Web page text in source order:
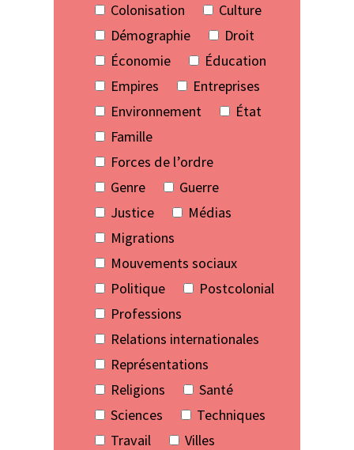
Colonisation
Culture
Démographie
Droit
Économie
Éducation
Empires
Entreprises
Environnement
État
Famille
Forces de l’ordre
Genre
Guerre
Justice
Médias
Migrations
Mouvements sociaux
Politique
Postcolonial
Professions
Relations internationales
Représentations
Religions
Santé
Sciences
Techniques
Travail
Villes